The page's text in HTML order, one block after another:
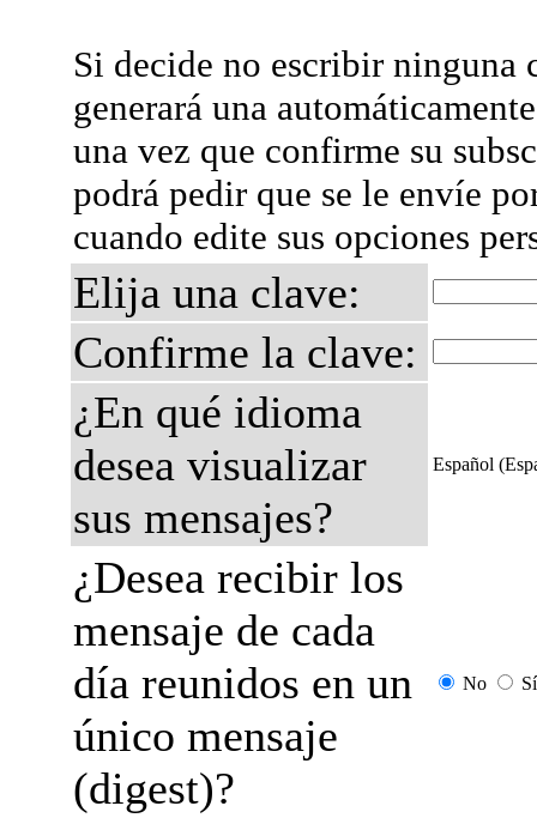
Si decide no escribir ninguna
generará una
una vez que confirme su
podrá pedir que se le envíe
cuando edite sus opciones
Elija una clave:
Confirme la clave:
¿En qué idioma
desea visualizar
sus mensajes?
Español
¿Desea recibir los
mensaje de cada
día reunidos en un
único mensaje
(digest)?
No Sí